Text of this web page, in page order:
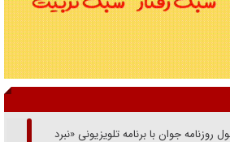
روزنامه جوان با برنامه تلویزیونی «نبرد